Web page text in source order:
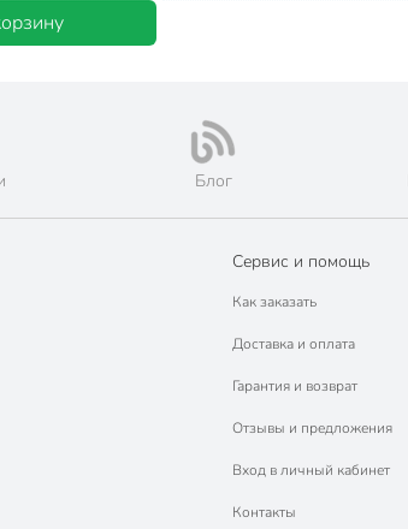
Блог
Сервис и помощь
Как заказать
Доставка и оплата
Гарантия и возврат
Отзывы и предложения
Вход в личный кабинет
Контакты